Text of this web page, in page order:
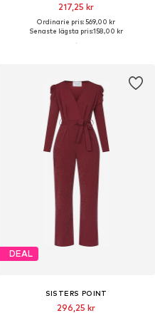
217,25 kr
Ordinarie pris: 569,00 kr
Senaste lägsta pris:158,00 kr
DEAL
SISTERS POINT
296,25 kr